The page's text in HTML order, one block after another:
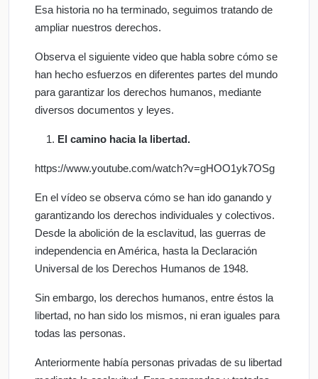
Esa historia no ha terminado, seguimos tratando de
ampliar nuestros derechos.
Observa el siguiente video que habla sobre cómo se
han hecho esfuerzos en diferentes partes del mundo
para garantizar los derechos humanos, mediante
diversos documentos y leyes.
El camino hacia la libertad.
https://www.youtube.com/watch?v=gHOO1yk7OSg
En el vídeo se observa cómo se han ido ganando y
garantizando los derechos individuales y colectivos.
Desde la abolición de la esclavitud, las guerras de
independencia en América, hasta la Declaración
Universal de los Derechos Humanos de 1948.
Sin embargo, los derechos humanos, entre éstos la
libertad, no han sido los mismos, ni eran iguales para
todas las personas.
Anteriormente había personas privadas de su libertad